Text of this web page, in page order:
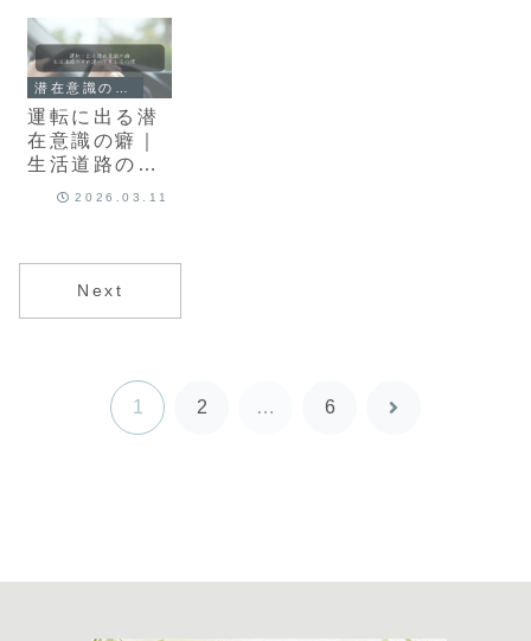
由
運転に出る潜
在意識の癖｜
生活道路のす
れ違いで見え
2026.03.11
Next
1 2 … 6
次